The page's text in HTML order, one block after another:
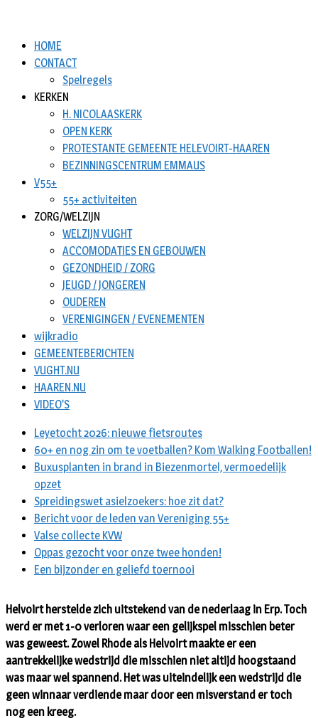
HOME
CONTACT
Spelregels
KERKEN
H. NICOLAASKERK
OPEN KERK
PROTESTANTE GEMEENTE HELEVOIRT-HAAREN
BEZINNINGSCENTRUM EMMAUS
V55+
55+ activiteiten
ZORG/WELZIJN
WELZIJN VUGHT
ACCOMODATIES EN GEBOUWEN
GEZONDHEID / ZORG
JEUGD / JONGEREN
OUDEREN
VERENIGINGEN / EVENEMENTEN
wijkradio
GEMEENTEBERICHTEN
VUGHT.NU
HAAREN.NU
VIDEO’S
Leyetocht 2026: nieuwe fietsroutes
60+ en nog zin om te voetballen? Kom Walking Footballen!
Buxusplanten in brand in Biezenmortel, vermoedelijk
opzet
Spreidingswet asielzoekers: hoe zit dat?
Bericht voor de leden van Vereniging 55+
Valse collecte KVW
Oppas gezocht voor onze twee honden!
Een bijzonder en geliefd toernooi
Helvoirt herstelde zich uitstekend van de nederlaag in Erp. Toch
werd er met 1-0 verloren waar een gelijkspel misschien beter
was geweest. Zowel Rhode als Helvoirt maakte er een
aantrekkelijke wedstrijd die misschien niet altijd hoogstaand
was maar wel spannend. Het was uiteindelijk een wedstrijd die
geen winnaar verdiende maar door een misverstand er toch
nog een kreeg.